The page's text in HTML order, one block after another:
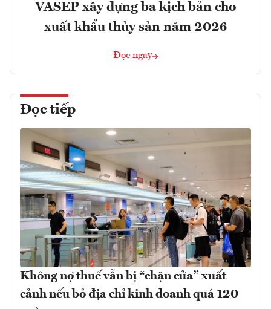
VASEP xây dựng ba kịch bản cho
xuất khẩu thủy sản năm 2026
Đọc ngay
Đọc tiếp
Không nợ thuế vẫn bị “chặn cửa” xuất
cảnh nếu bỏ địa chỉ kinh doanh quá 120